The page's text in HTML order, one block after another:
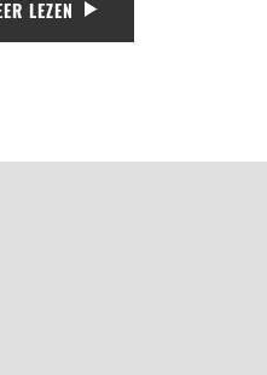
LEZEN